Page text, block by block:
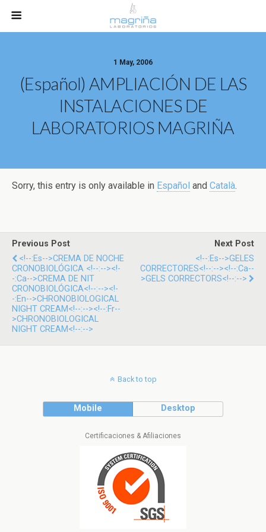
1 May, 2006
(Español) AMPLIACIÓN DE LAS
INSTALACIONES DE
LABORATORIOS MAGRIÑA
Sorry, this entry is only available in Español and Català.
Previous Post
<!--:es-->CREMA DE NOCHE
CRONOBIOLÓGICA <!--:--><!-
-:ca-->CREMA DE NIT
CRONOBIOLÓGICA<!--:--><!-
-:en-->CHRONOBIOLOGICAL
NIGHT CREAM<!--:--><!--:fr--
>CHRONOBIOLOGICAL
NIGHT CREAM<!--:-->
Next Post
<!--:es-->GELES
CORRECTORES<!--:--><!--:ca--
>GELS CORRECTORS<!--:-->
Back to top
Mobile Desktop
Certificaciones & Afiliaciones